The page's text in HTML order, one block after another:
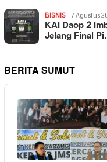
BISNIS 7 Agustus
KAI Daop 2
Jelang Final
BERITA SUMUT